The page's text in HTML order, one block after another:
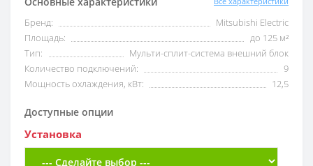
Бренд:
Mitsubishi Electric
Площадь:
до 125 м²
Тип:
Мульти-сплит-система внешний блок
Количество подключений:
9
Мощность охлаждения, кВт:
12,5
Доступные опции
Установка